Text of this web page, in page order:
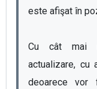
este afişat în
Cu cât mai
actualizare, cu
deoarece vor